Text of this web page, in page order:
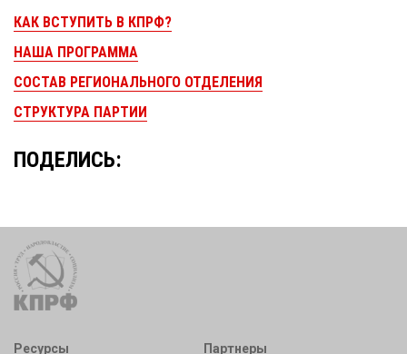
КАК ВСТУПИТЬ В КПРФ?
НАША ПРОГРАММА
СОСТАВ РЕГИОНАЛЬНОГО ОТДЕЛЕНИЯ
СТРУКТУРА ПАРТИИ
ПОДЕЛИСЬ:
Ресурсы Партнеры